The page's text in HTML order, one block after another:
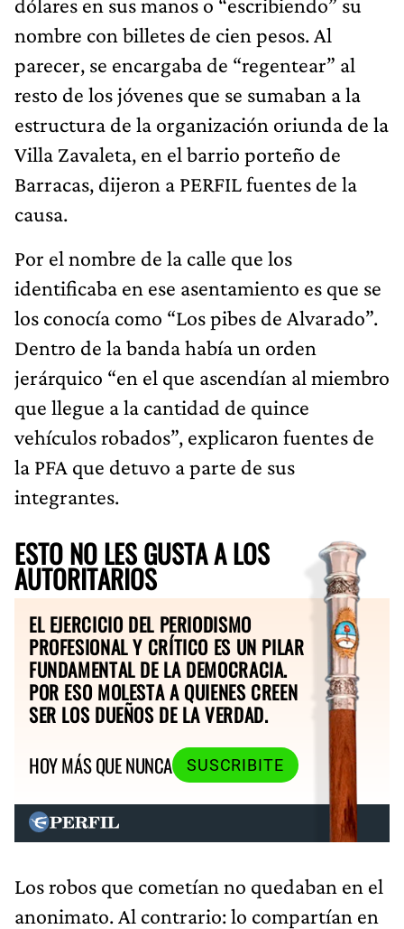
dólares en sus manos o “escribiendo” su
nombre con billetes de cien pesos. Al
parecer, se encargaba de “regentear” al
resto de los jóvenes que se sumaban a la
estructura de la organización oriunda de la
Villa Zavaleta, en el barrio porteño de
Barracas, dijeron a PERFIL fuentes de la
causa.
Por el nombre de la calle que los
identificaba en ese asentamiento es que se
los conocía como “Los pibes de Alvarado”.
Dentro de la banda había un orden
jerárquico “en el que ascendían al miembro
que llegue a la cantidad de quince
vehículos robados”, explicaron fuentes de
la PFA que detuvo a parte de sus
integrantes.
ESTO NO LES GUSTA A LOS
AUTORITARIOS
EL EJERCICIO DEL PERIODISMO
PROFESIONAL Y CRÍTICO ES UN PILAR
FUNDAMENTAL DE LA DEMOCRACIA.
POR ESO MOLESTA A QUIENES CREEN
SER LOS DUEÑOS DE LA VERDAD.
HOY MÁS QUE NUNCA
SUSCRIBITE
Los robos que cometían no quedaban en el
anonimato. Al contrario: lo compartían en